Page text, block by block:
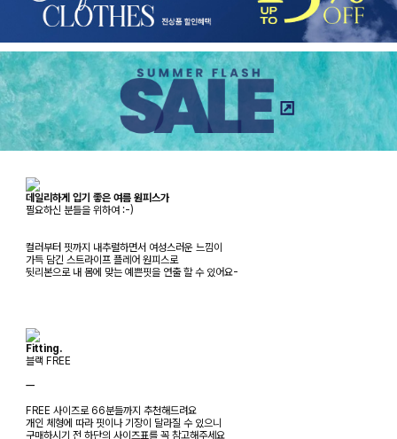
데일리하게 입기 좋은 여름 원피스가
필요하신 분들을 위하여 :-)
컬러부터 핏까지 내추럴하면서 여성스러운 느낌이
가득 담긴 스트라이프 플레어 원피스로
뒷리본으로 내 몸에 맞는 예쁜핏을 연출 할 수 있어요-
Fitting.
블랙 FREE
ㅡ
FREE 사이즈로 66분들까지 추천해드려요
개인 체형에 따라 핏이나 기장이 달라질 수 있으니
구매하시기 전 하단의 사이즈표를 꼭 참고해주세요